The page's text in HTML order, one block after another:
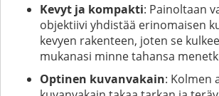
Kevyt ja kompakti: Painoltaan
objektiivi yhdistää erinomaisen
kevyen rakenteen, joten se
mukanasi minne tahansa
Optinen kuvanvakain: Kolmen